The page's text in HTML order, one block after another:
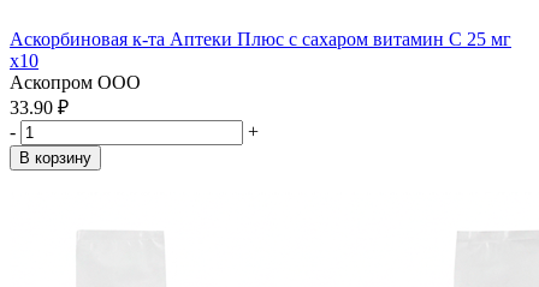
Аскорбиновая к-та Аптеки Плюс с сахаром витамин С 25 мг
x10
Аскопром ООО
33.90 ₽
-
+
В корзину